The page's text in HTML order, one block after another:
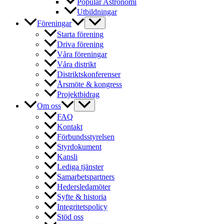
Utbildningar
Föreningar
Starta förening
Driva förening
Våra föreningar
Våra distrikt
Distriktskonferenser
Årsmöte & kongress
Projektbidrag
Om oss
FAQ
Kontakt
Förbundsstyrelsen
Styrdokument
Kansli
Lediga tjänster
Samarbetspartners
Hedersledamöter
Syfte & historia
Integritetspolicy
Stöd oss